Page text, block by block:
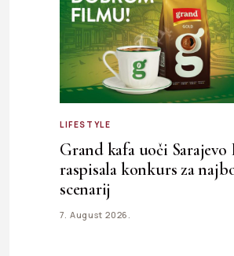
LIFESTYLE
Grand kafa uoči Sarajevo
raspisala konkurs za
scenarij
7. August 2026.